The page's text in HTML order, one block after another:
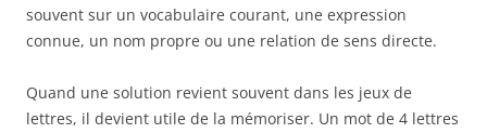
souvent sur un vocabulaire courant, une expression
connue, un nom propre ou une relation de sens directe.
Quand une solution revient souvent dans les jeux de
lettres, il devient utile de la mémoriser. Un mot de 4 lettres